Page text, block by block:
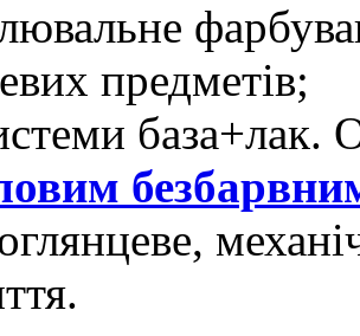
предметів;
база+лак.